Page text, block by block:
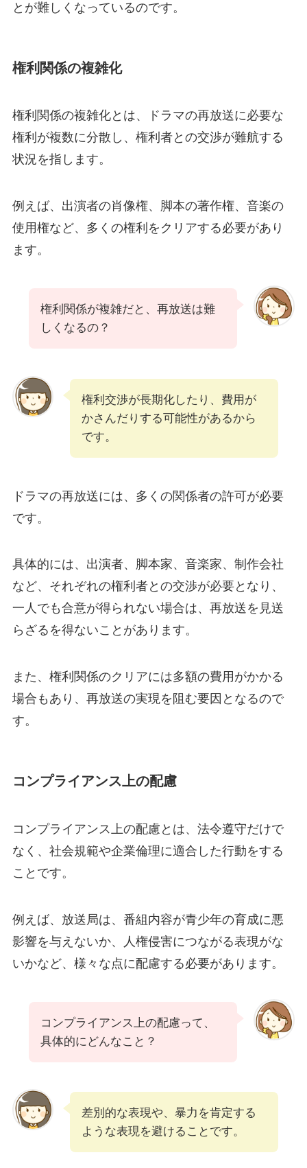
とが難しくなっているのです。
権利関係の複雑化
権利関係の複雑化とは、ドラマの再放送に必要な
権利が複数に分散し、権利者との交渉が難航する
状況を指します。
例えば、出演者の肖像権、脚本の著作権、音楽の
使用権など、多くの権利をクリアする必要があり
ます。
権利関係が複雑だと、再放送は難
しくなるの？
権利交渉が長期化したり、費用が
かさんだりする可能性があるから
です。
ドラマの再放送には、多くの関係者の許可が必要
です。
具体的には、出演者、脚本家、音楽家、制作会社
など、それぞれの権利者との交渉が必要となり、
一人でも合意が得られない場合は、再放送を見送
らざるを得ないことがあります。
また、権利関係のクリアには多額の費用がかかる
場合もあり、再放送の実現を阻む要因となるので
す。
コンプライアンス上の配慮
コンプライアンス上の配慮とは、法令遵守だけで
なく、社会規範や企業倫理に適合した行動をする
ことです。
例えば、放送局は、番組内容が青少年の育成に悪
影響を与えないか、人権侵害につながる表現がな
いかなど、様々な点に配慮する必要があります。
コンプライアンス上の配慮って、
具体的にどんなこと？
差別的な表現や、暴力を肯定する
ような表現を避けることです。